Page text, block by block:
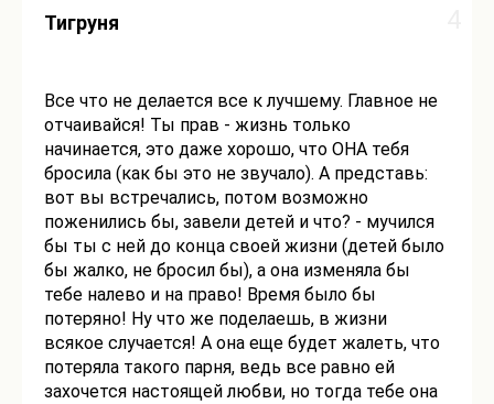
Тигруня
Все что не делается все к лучшему. Главное не
отчаивайся! Ты прав - жизнь только
начинается, это даже хорошо, что ОНА тебя
бросила (как бы это не звучало). А представь:
вот вы встречались, потом возможно
поженились бы, завели детей и что? - мучился
бы ты с ней до конца своей жизни (детей было
бы жалко, не бросил бы), а она изменяла бы
тебе налево и на право! Время было бы
потеряно! Ну что же поделаешь, в жизни
всякое случается! А она еще будет жалеть, что
потеряла такого парня, ведь все равно ей
захочется настоящей любви, но тогда тебе она